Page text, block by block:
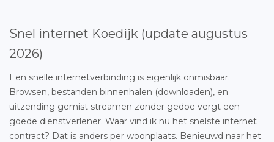
Snel internet Koedijk (update augustus
2026)
Een snelle internetverbinding is eigenlijk onmisbaar.
Browsen, bestanden binnenhalen (downloaden), en
uitzending gemist streamen zonder gedoe vergt een
goede dienstverlener. Waar vind ik nu het snelste internet
contract? Dat is anders per woonplaats. Benieuwd naar het